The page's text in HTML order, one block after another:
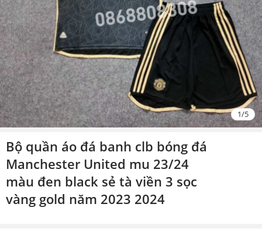
1/5
Bộ quần áo đá banh clb bóng đá
Manchester United mu 23/24
màu đen black sẻ tà viền 3 sọc
vàng gold năm 2023 2024